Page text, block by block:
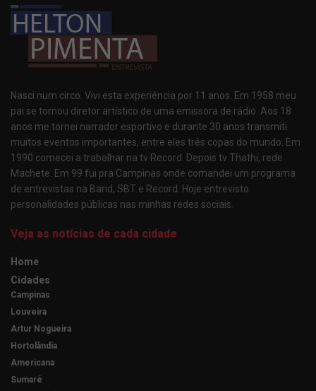
Nasci num circo. Vivi esta experiência por 11 anos. Em 1958 meu
pai se tornou diretor artístico de uma emissora de rádio. Aos 18
anos me tornei narrador esportivo e durante 30 anos transmiti
muitos eventos importantes, entre eles três copas do mundo. Em
1990 comecei a trabalhar na tv Record. Depois tv Thathi, rede
Machete. Em 99 fui pra Campinas onde comandei um programa
de entrevistas na Band, SBT e Record. Hoje entrevisto
personalidades públicas nas minhas redes sociais.
Veja as notícias de cada cidade
Home
Cidades
Campinas
Louveira
Artur Nogueira
Hortolândia
Americana
Sumaré